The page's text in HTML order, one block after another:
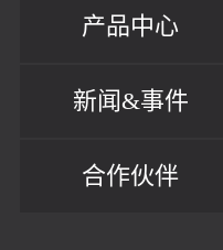
产品中心
新闻&事件
合作伙伴